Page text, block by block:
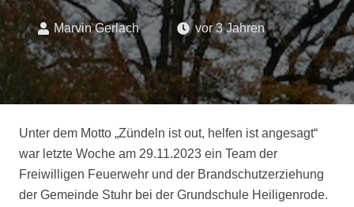
Marvin Gerlach vor 3 Jahren
Unter dem Motto „Zündeln ist out, helfen ist angesagt“
war letzte Woche am 29.11.2023 ein Team der
Freiwilligen Feuerwehr und der Brandschutzerziehung
der Gemeinde Stuhr bei der Grundschule Heiligenrode.